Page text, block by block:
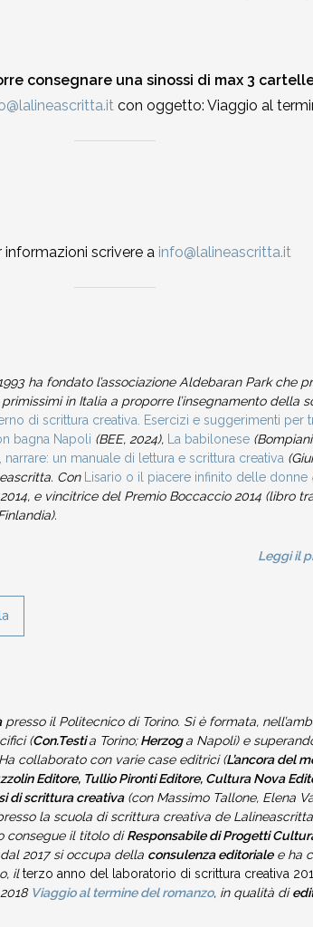
consegnare una sinossi di max 3
con oggetto: Viaggio al
scrivere a info@lalineascritta.it
ha fondato l’associazione Aldebaran Park che
in Italia a proporre l’insegnamento della
di scrittura creativa. Esercizi e suggerimenti per
bagna Napoli (BEE, 2024), La babilonese
narrare: un manuale di lettura e scrittura creativa
Con
Lisario o il piacere infinito delle donne
e vincitrice del Premio Boccaccio 2014 (libro
Leggi il
presso il Politecnico di Torino. Si è formata,
(Con.Testia Torino;Herzoga Napoli) e
collaborato con varie case editrici (L’ancora del
Editore, Tullio Pironti Editore, Cultura Nova
di scrittura creativa(con Massimo Tallone, Elena
la scuola di scrittura creativa de
consegue il titolo diResponsabile di Progetti
2017 si occupa della consulenza editorialee ha
ilterzo anno del laboratorio di scrittura creativa
Viaggio al termine del romanzo, in qualità di